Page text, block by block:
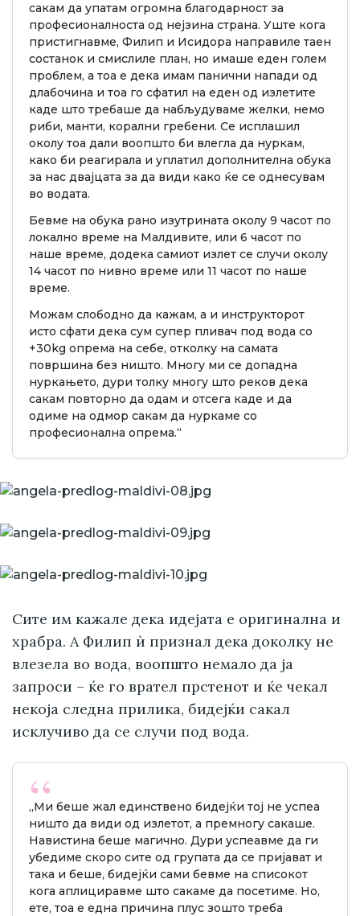
сакам да упатам огромна благодарност за
професионалноста од нејзина страна. Уште кога
пристигнавме, Филип и Исидора направиле таен
состанок и смислиле план, но имаше еден голем
проблем, а тоа е дека имам панични напади од
длабочина и тоа го сфатил на еден од излетите
каде што требаше да набљудуваме желки, немо
риби, манти, корални гребени. Се исплашил
околу тоа дали воопшто би влегла да нуркам,
како би реагирала и уплатил дополнителна обука
за нас двајцата за да види како ќе се однесувам
во водата.
Бевме на обука рано изутрината околу 9 часот по
локално време на Малдивите, или 6 часот по
наше време, додека самиот излет се случи околу
14 часот по нивно време или 11 часот по наше
време.
Можам слободно да кажам, а и инструкторот
исто сфати дека сум супер пливач под вода со
+30kg опрема на себе, отколку на самата
површина без ништо. Многу ми се допадна
нуркањето, дури толку многу што реков дека
сакам повторно да одам и отсега каде и да
одиме на одмор сакам да нуркаме со
професионална опрема.“
Сите им кажале дека идејата е оригинална и
храбра. А Филип ѝ признал дека доколку не
влезела во вода, воопшто немало да ја
запроси – ќе го врател прстенот и ќе чекал
некоја следна прилика, бидејќи сакал
исклучиво да се случи под вода.
„Ми беше жал единствено бидејќи тој не успеа
ништо да види од излетот, а премногу сакаше.
Навистина беше магично. Дури успеавме да ги
убедиме скоро сите од групата да се пријават и
така и беше, бидејќи сами бевме на списокот
кога аплициравме што сакаме да посетиме. Но,
ете, тоа е една причина плус зошто треба